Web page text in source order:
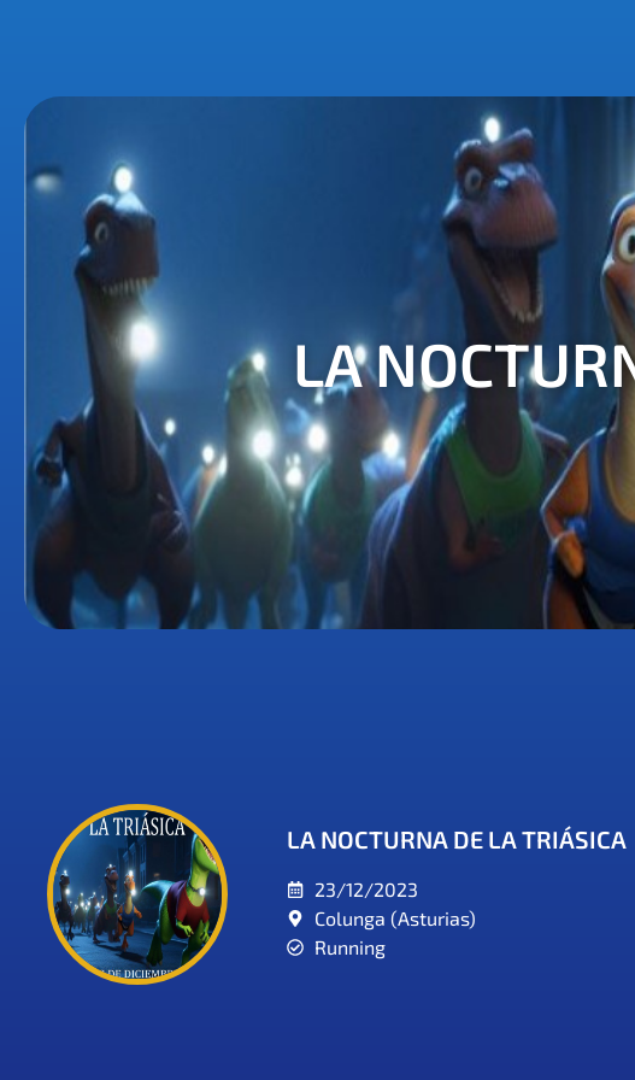
LA
LA NOCTURNA DE LA TRIÁSICA
23/12/2023
Colunga (Asturias)
Running